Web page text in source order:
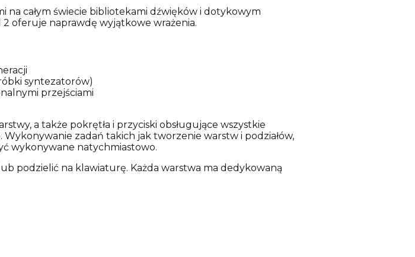
na całym świecie bibliotekami dźwięków i dotykowym
oferuje naprawdę wyjątkowe wrażenia.
syntezatorów)
przejściami
a także pokrętła i przyciski obsługujące wszystkie
zadań takich jak tworzenie warstw i podziałów,
wykonywane natychmiastowo.
podzielić na klawiaturę. Każda warstwa ma dedykowaną